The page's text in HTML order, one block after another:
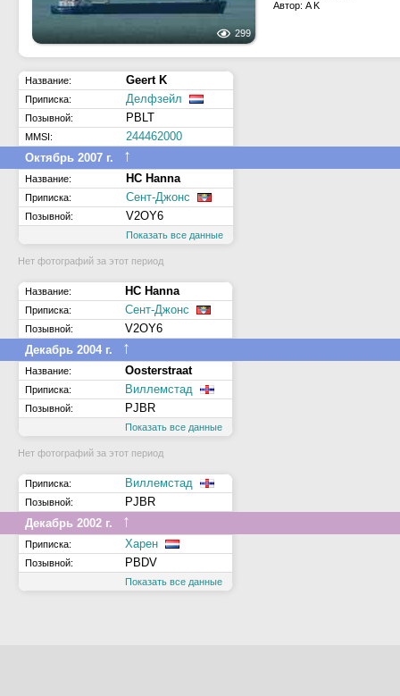
299
Автор: A K
Название: Geert K
Приписка: Делфзейл
Позывной: PBLT
MMSI:
244462000
Октябрь 2007 г.
↑
Название: HC Hanna
Приписка: Сент-Джонс
Позывной: V2OY6
Показать все данные
Нет фотографий за этот период
Название: HC Hanna
Приписка: Сент-Джонс
Позывной:
V2OY6
Декабрь 2004 г.
↑
Название: Oosterstraat
Приписка: Виллемстад
Позывной: PJBR
Показать все данные
Нет фотографий за этот период
Приписка: Виллемстад
Позывной:
PJBR
Декабрь 2002 г.
↑
Приписка: Харен
Позывной: PBDV
Показать все данные